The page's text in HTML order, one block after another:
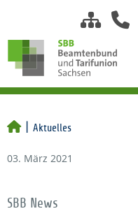
Aktuelles
03. März 2021
SBB News